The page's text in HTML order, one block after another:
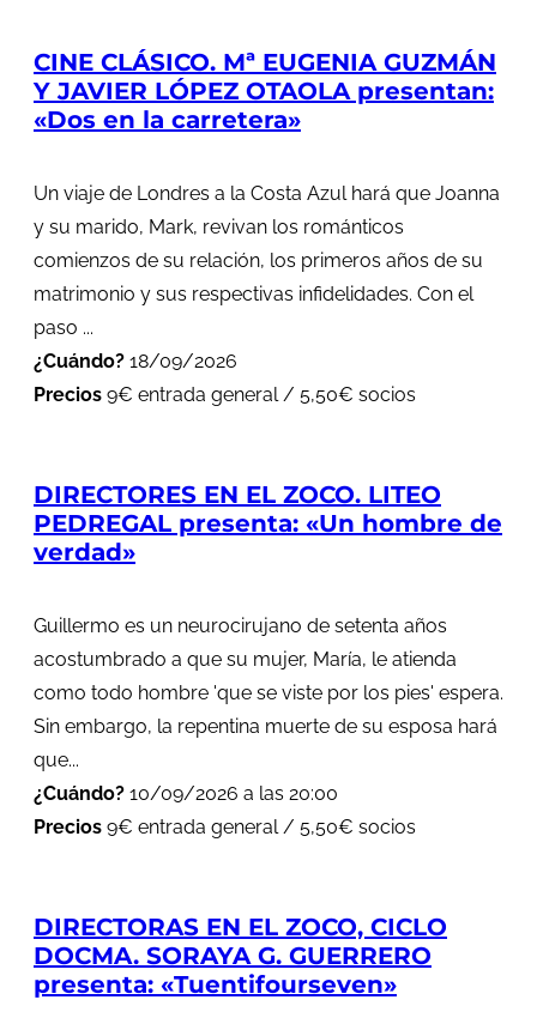
CINE CLÁSICO. Mª EUGENIA GUZMÁN
Y JAVIER LÓPEZ OTAOLA presentan:
«Dos en la carretera»
Un viaje de Londres a la Costa Azul hará que Joanna
y su marido, Mark, revivan los románticos
comienzos de su relación, los primeros años de su
matrimonio y sus respectivas infidelidades. Con el
paso ...
¿Cuándo? 18/09/2026
Precios 9€ entrada general / 5,50€ socios
DIRECTORES EN EL ZOCO. LITEO
PEDREGAL presenta: «Un hombre de
verdad»
Guillermo es un neurocirujano de setenta años
acostumbrado a que su mujer, María, le atienda
como todo hombre 'que se viste por los pies' espera.
Sin embargo, la repentina muerte de su esposa hará
que...
¿Cuándo? 10/09/2026 a las 20:00
Precios 9€ entrada general / 5,50€ socios
DIRECTORAS EN EL ZOCO, CICLO
DOCMA. SORAYA G. GUERRERO
presenta: «Tuentifourseven»